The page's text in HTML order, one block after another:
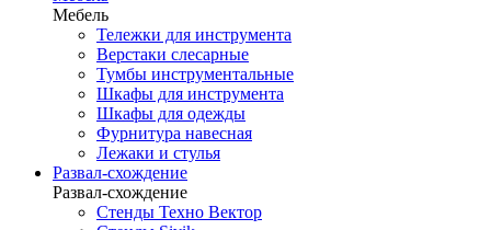
Мебель
Тележки для инструмента
Верстаки слесарные
Тумбы инструментальные
Шкафы для инструмента
Шкафы для одежды
Фурнитура навесная
Лежаки и стулья
Развал-схождение
Развал-схождение
Стенды Техно Вектор